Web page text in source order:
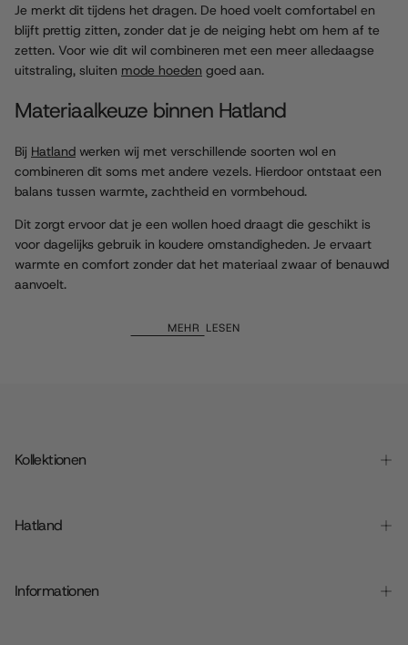
Je merkt dit tijdens het dragen. De hoed voelt comfortabel en
blijft prettig zitten, zonder dat je de neiging hebt om hem af te
zetten. Voor wie dit wil combineren met een meer alledaagse
uitstraling, sluiten mode hoeden goed aan.
Materiaalkeuze binnen Hatland
Bij Hatland werken wij met verschillende soorten wol en
combineren dit soms met andere vezels. Hierdoor ontstaat een
balans tussen warmte, zachtheid en vormbehoud.
Dit zorgt ervoor dat je een wollen hoed draagt die geschikt is
voor dagelijks gebruik in koudere omstandigheden. Je ervaart
warmte en comfort zonder dat het materiaal zwaar of benauwd
aanvoelt.
MEHR LESEN
Kollektionen
Hatland
Informationen